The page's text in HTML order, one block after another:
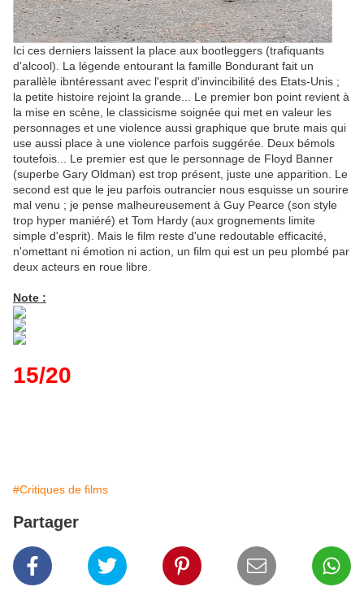
Ici ces derniers laissent la place aux bootleggers (trafiquants
d'alcool). La légende entourant la famille Bondurant fait un
parallèle ibntéressant avec l'esprit d'invincibilité des Etats-Unis ;
la petite histoire rejoint la grande... Le premier bon point revient à
la mise en scène, le classicisme soignée qui met en valeur les
personnages et une violence aussi graphique que brute mais qui
use aussi place à une violence parfois suggérée. Deux bémols
toutefois... Le premier est que le personnage de Floyd Banner
(superbe Gary Oldman) est trop présent, juste une apparition. Le
second est que le jeu parfois outrancier nous esquisse un sourire
mal venu ; je pense malheureusement à Guy Pearce (son style
trop hyper maniéré) et Tom Hardy (aux grognements limite
simple d'esprit). Mais le film reste d'une redoutable efficacité,
n'omettant ni émotion ni action, un film qui est un peu plombé par
deux acteurs en roue libre.
Note :
15/20
#Critiques de films
Partager